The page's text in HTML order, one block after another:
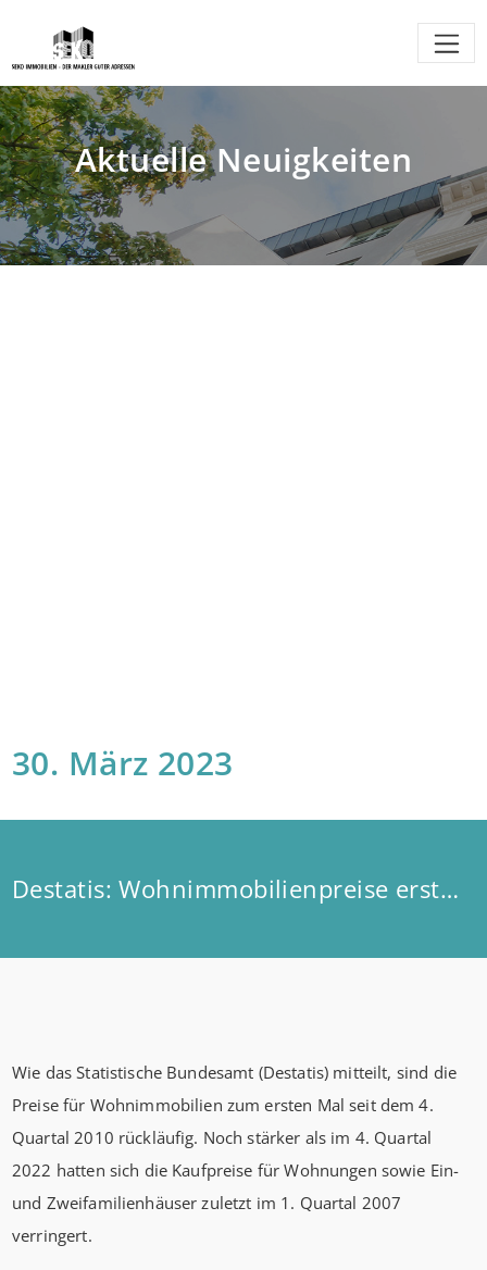
Aktuelle Neuigkeiten
30. März 2023
Destatis: Wohnimmobilienpreise erstmals wieder rückläufig
Wie das Statistische Bundesamt (Destatis) mitteilt, sind die
Preise für Wohnimmobilien zum ersten Mal seit dem 4.
Quartal 2010 rückläufig. Noch stärker als im 4. Quartal
2022 hatten sich die Kaufpreise für Wohnungen sowie Ein-
und Zweifamilienhäuser zuletzt im 1. Quartal 2007
verringert.